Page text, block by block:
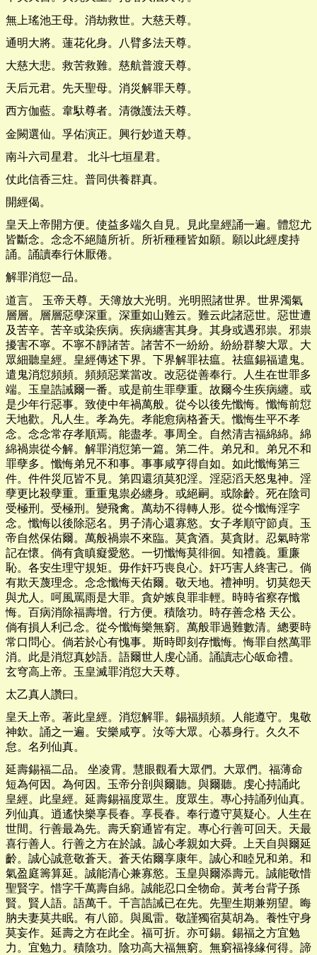
無上瑤池王母。消劫救世。大慈天尊。
通明大將。蓮花化身。八臂多法天尊。
大慈大悲。救苦救難。慈航普渡天尊。
天后元君。先天聖母。消災解罪天尊。
西方伽藍。韋馱尊者。清微護法天尊。
金闕選仙。孚佑演正。興行妙道天尊。
南斗六司星君。 北斗七垣星君。
仗此信香三炷。普同供養群真。
開經偈。
皇天上帝開方便。使益多端久自見。見此皇經誦一遍。體愆尤
皆斷念。念念不絕隨所祈。所祈種種皆如願。願以此經虔持
誦。誦讀奉行休厭倦。
解罪消愆一品。
道言。 玉帝天尊。天簿放大光明。光明照諸世界。世界濁氣
層層。層層惡孽深重。深重如山難云。難云此諸惡世。惡世遭
及苦辛。苦辛或染疾病。疾病纏害其身。其身或遇邪祟。邪祟
擾害不寧。不寧不靜諸苦。諸苦不一紛紛。紛紛群黎大眾。大
眾細聽皇經。皇經傳述下界。下界解罪祛瘟。祛瘟錫福遣鬼。
遣鬼消愆頻頻。頻頻惡業當改。改惡從善奉行。人生在世罪多
端。玉皇誥誡爾一番。或是前生罪孽重。故爾今生疾病纏。或
是少年行惡事。致使中年禍萬般。從今以後先懺悔。懺悔前愆
天地歡。凡人生。孝為先。孝能愈病格蒼天。懺悔生平不孝
念。念念常存孝順焉。能盡孝。事周全。自然清吉福綿綿。綿
綿禍祟從今解。解罪消愆第一篇。第二件。弟兄和。弟兄不和
罪孽多。懺悔弟兄不和事。事事咸亨得自如。如此懺悔第三
件。件件災厄皆不見。第四還須莫犯淫。淫惡滔天怒鬼神。淫
孽更比殺孽重。重重鬼祟必纏身。或絕嗣。或除齡。死在陰司
受極刑。受極刑。變飛禽。萬劫不得轉人形。從今懺悔淫字
念。懺悔以後除惡名。男子清心還寡慾。女子孝順守節貞。玉
帝自然保佑爾。萬般禍祟不來臨。莫貪酒。莫貪財。忍氣時常
記在懷。倘有貪瞋癡愛慾。一切懺悔莫徘徊。知禮義。重廉
恥。各安生理守規矩。毋作奸巧喪良心。奸巧害人終害己。倘
有欺天蔑理念。念念懺悔天佑爾。敬天地。禮神明。切莫怨天
與尤人。呵風罵雨是大罪。貪妒嫉良罪非輕。時時省察存懺
悔。百病消除福壽增。行方便。積陰功。時存善念格 天公。
倘有損人利己念。從今懺悔樂無窮。萬般罪過難數清。總要時
常口問心。倘若於心有愧事。斯時即刻存懺悔。悔罪自然萬罪
消。此是消愆真妙語。語爾世人虔心誦。誦讀志心皈命禮。
玄穹高上帝。玉皇滅罪消愆大天尊。
太乙真人讚曰。
皇天上帝。著此皇經。消愆解罪。錫福頻頻。人能遵守。鬼敬
神欽。誦之一遍。安樂咸亨。汝等大眾。心慕身行。久久不
怠。名列仙真。
延壽錫福二品。 坐凌霄。慧眼觀看大眾們。大眾們。福薄命
短為何因。為何因。玉帝分剖與爾聽。與爾聽。虔心持誦此
皇經。此皇經。延壽錫福度眾生。度眾生。專心持誦列仙真。
列仙真。逍遙快樂享長春。享長春。奉行遵守莫疑心。人生在
世間。行善最為先。壽夭窮通皆有定。專心行善可回天。天最
喜行善人。行善之方在於誠。誠心孝親如大舜。上天自與爾延
齡。誠心誠意敬蒼天。蒼天佑爾享康年。誠心和睦兄和弟。和
氣盈庭籌算延。誠能清心兼寡慾。玉皇與爾添壽元。誠能敬惜
聖賢字。惜字千萬壽自綿。誠能忍口全物命。黃考台背子孫
賢。賢人語。語萬千。千言誥誡已在先。先聖生期兼朔望。晦
肭夫妻莫共眠。有八節。與風雷。敬謹獨宿莫胡為。養性守身
莫妄作。延壽之方在此全。福可折。亦可錫。錫福之方宜勉
力。宜勉力。積陰功。陰功高大福無窮。無窮福祿緣何得。諦